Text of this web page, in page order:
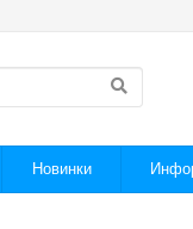
Новинки